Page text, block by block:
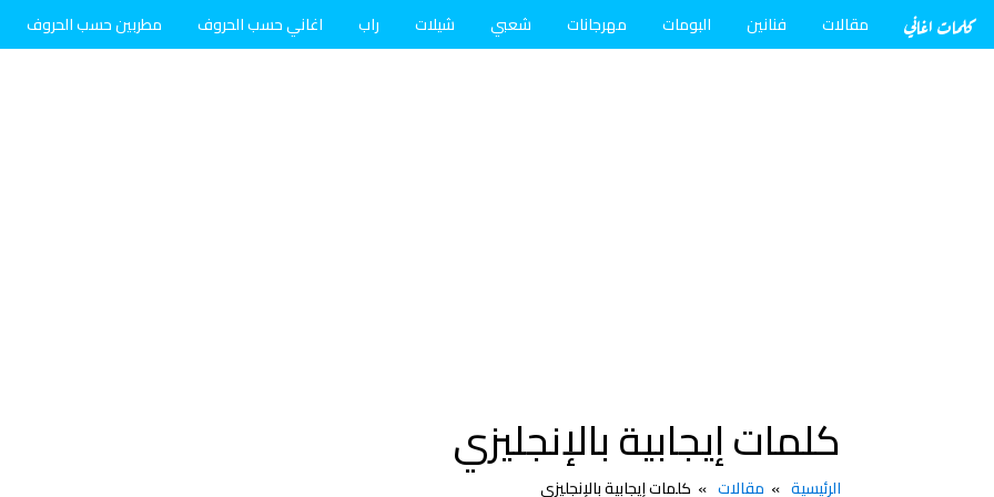
كلمات اغاني مقالات فنانين البومات مهرجانات شعبي شيلات راب اغاني حسب الحروف مطربين حسب الحروف
كلمات إيجابية بالإنجليزي
الرئيسية مقالات كلمات إيجابية بالإنجليزي